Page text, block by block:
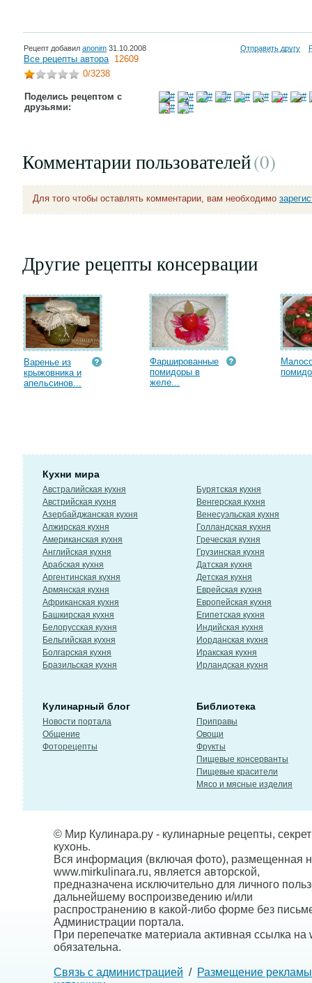
Рецепт добавил anonim 31.10.2008 Отправить другу
Все рецепты автора 12609
0/3238
Поделись рецептом с
друзьями:
Комментарии пользователей(0)
Для того чтобы оставлять комментарии, вам необходимо
Другие рецепты консервации
Варенье из
крыжовника и
апельсинов...
Фаршированные
помидоры в
желе...
Кухни мира
Австралийская кухня
Австрийская кухня
Азербайджанская кухня
Алжирская кухня
Американская кухня
Английская кухня
Арабская кухня
Аргентинская кухня
Армянская кухня
Африканская кухня
Башкирская кухня
Белорусская кухня
Бельгийская кухня
Болгарская кухня
Бразильская кухня
Бурятская кухня
Венгерская кухня
Венесуэльская кухня
Голландская кухня
Греческая кухня
Грузинская кухня
Датская кухня
Детская кухня
Еврейская кухня
Европейская кухня
Египетская кухня
Индийская кухня
Иорданская кухня
Иракская кухня
Ирландская кухня
Кулинарный блог
Новости портала
Общение
Фоторецепты
Библиотека
Приправы
Овощи
Фрукты
Пищевые консерванты
Пищевые красители
Мясо и мясные изделия
© Мир Кулинара.ру - кулинарные рецепты,
кухонь.
Вся информация (включая фото), размещенная
www.mirkulinara.ru, является авторской,
предназначена исключительно для личного
дальнейшему воспроизведению и/или
распространению в какой-либо форме без
Администрации портала.
При перепечатке материала активная ссылка на
обязательна.
Связь с администрацией / Размещение рекламы